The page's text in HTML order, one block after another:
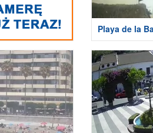
Playa de la